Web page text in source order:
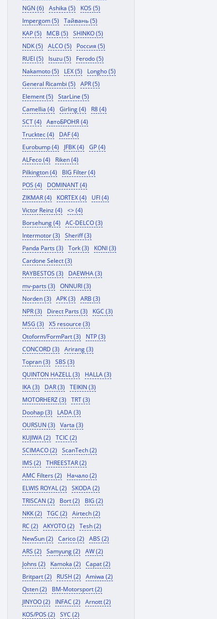
NGN (6)
Ashika (5)
KOS (5)
Impergom (5)
Тайвань (5)
KAP (5)
MCB (5)
SHINKO (5)
NDK (5)
ALCO (5)
Россия (5)
RUEI (5)
Isuzu (5)
Ferodo (5)
Nakamoto (5)
LEX (5)
Longho (5)
General Ricambi (5)
APR (5)
Element (5)
StarLine (5)
Camellia (4)
Girling (4)
R8 (4)
SCT (4)
АвтоБРОНЯ (4)
Trucktec (4)
DAF (4)
Eurobump (4)
JFBK (4)
GP (4)
ALFeco (4)
Riken (4)
Pilkington (4)
BIG Filter (4)
POS (4)
DOMINANT (4)
ZIKMAR (4)
KORTEX (4)
UFI (4)
Victor Reinz (4)
<> (4)
Borsehung (4)
AC-DELCO (3)
Intermotor (3)
Sheriff (3)
Panda Parts (3)
Tork (3)
KONI (3)
Cardone Select (3)
RAYBESTOS (3)
DAEWHA (3)
mv-parts (3)
ONNURI (3)
Norden (3)
APK (3)
ARB (3)
NPR (3)
Direct Parts (3)
KGC (3)
MSG (3)
X5 resource (3)
Otoform/FormPart (3)
NTP (3)
CONCORD (3)
Arirang (3)
Topran (3)
SBS (3)
QUINTON HAZELL (3)
HALLA (3)
IKA (3)
DAR (3)
TEIKIN (3)
MOTORHERZ (3)
TRT (3)
Doohap (3)
LADA (3)
OURSUN (3)
Varta (3)
KUJIWA (2)
TCIC (2)
SCIMACO (2)
ScanTech (2)
IMS (2)
THREESTAR (2)
AMC Filters (2)
Начало (2)
ELWIS ROYAL (2)
SKODA (2)
TRISCAN (2)
Bort (2)
BIG (2)
NKK (2)
TGC (2)
Airtech (2)
RC (2)
AKYOTO (2)
Tesh (2)
NewSun (2)
Carico (2)
ABS (2)
ARS (2)
Samyung (2)
AW (2)
Johns (2)
Kamoka (2)
Capat (2)
Britpart (2)
RUSH (2)
Amiwa (2)
Qsten (2)
BM-Motorsport (2)
JINYOO (2)
INFAC (2)
Arnott (2)
KOS/POS (2)
SYC (2)